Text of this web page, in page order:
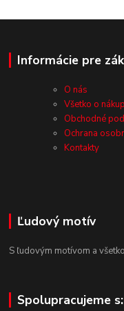
Informácie pre
O nás
Všetko o
Obchodné
Ochrana
Kontakty
Ľudový motív
S ľudovým motívom a
Spolupracujeme s: